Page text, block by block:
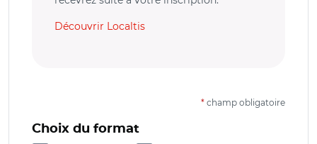
Découvrir Localtis
* champ obligatoire
Choix du format